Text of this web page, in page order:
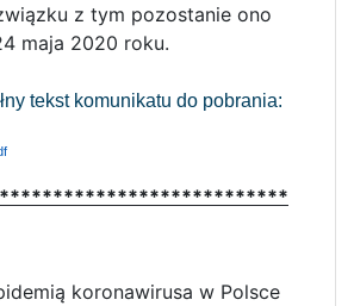
z tym pozostanie ono
maja 2020 roku.
tekst komunikatu do pobrania:
koronawirusa w Polsce